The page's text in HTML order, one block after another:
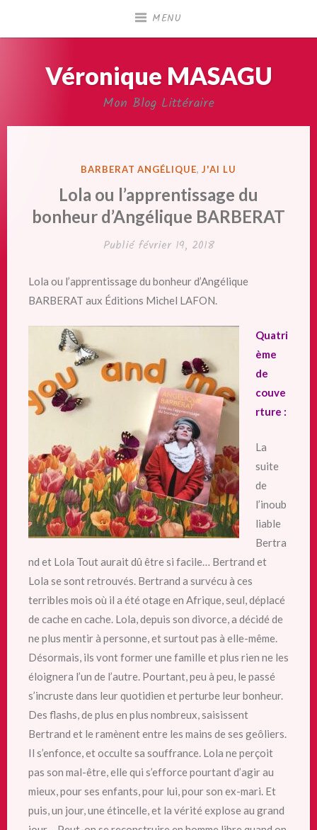
MENU
Véronique MASAGU
Mon Blog Littéraire
PUBLIÉ
BARBERAT ANGÉLIQUE,J'AI LU
Lola ou l’apprentissage du
bonheur d’Angélique BARBERAT
Publié février 19, 2018
Lola ou l’apprentissage du bonheur d’Angélique
BARBERAT aux Éditions Michel LAFON.
Quatri
ème
de
couve
rture :
La
suite
de
l’inoub
liable
Bertra
nd et Lola Tout aurait dû être si facile… Bertrand et
Lola se sont retrouvés. Bertrand a survécu à ces
terribles mois où il a été otage en Afrique, seul, déplacé
de cache en cache. Lola, depuis son divorce, a décidé de
ne plus mentir à personne, et surtout pas à elle-même.
Désormais, ils vont former une famille et plus rien ne les
éloignera l’un de l’autre. Pourtant, peu à peu, le passé
s’incruste dans leur quotidien et perturbe leur bonheur.
Des flashs, de plus en plus nombreux, saisissent
Bertrand et le ramènent entre les mains de ses geôliers.
Il s’enfonce, et occulte sa souffrance. Lola ne perçoit
pas son mal-être, elle qui s’efforce pourtant d’agir au
mieux, pour ses enfants, pour lui, pour son ex-mari. Et
puis, un jour, une étincelle, et la vérité explose au grand